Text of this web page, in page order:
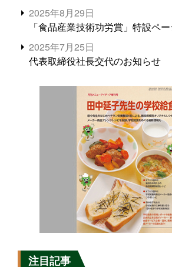
2025年8月29日
「食品産業技術功労賞」特設ペ
2025年7月25日
代表取締役社長交代のお知らせ
注目記事